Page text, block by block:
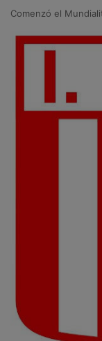
Comenzó el